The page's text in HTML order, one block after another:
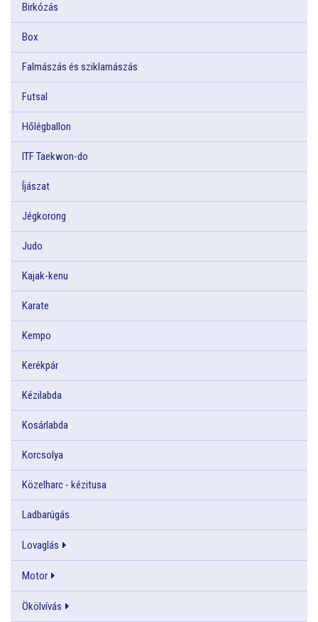
Birkózás
Box
Falmászás és sziklamászás
Futsal
Hőlégballon
ITF Taekwon-do
Íjászat
Jégkorong
Judo
Kajak-kenu
Karate
Kempo
Kerékpár
Kézilabda
Kosárlabda
Korcsolya
Közelharc - kézitusa
Ladbarúgás
Lovaglás
Motor
Ökölvívás